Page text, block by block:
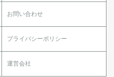
お問い合わせ
プライバシーポリシー
運営会社